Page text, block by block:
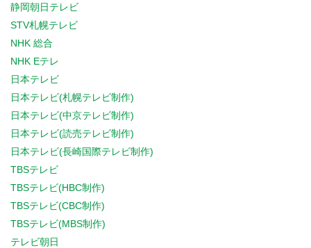
静岡朝日テレビ
STV札幌テレビ
NHK 総合
NHK Eテレ
日本テレビ
日本テレビ(札幌テレビ制作)
日本テレビ(中京テレビ制作)
日本テレビ(読売テレビ制作)
日本テレビ(長崎国際テレビ制作)
TBSテレビ
TBSテレビ(HBC制作)
TBSテレビ(CBC制作)
TBSテレビ(MBS制作)
テレビ朝日